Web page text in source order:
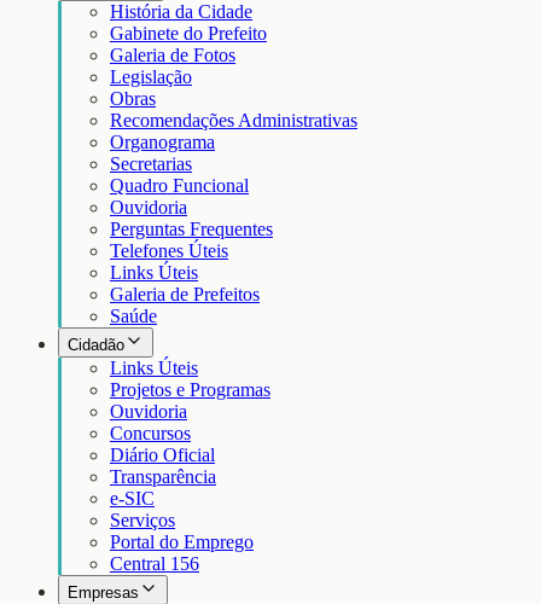
História da Cidade
Gabinete do Prefeito
Galeria de Fotos
Legislação
Obras
Recomendações Administrativas
Organograma
Secretarias
Quadro Funcional
Ouvidoria
Perguntas Frequentes
Telefones Úteis
Links Úteis
Galeria de Prefeitos
Saúde
Cidadão
Links Úteis
Projetos e Programas
Ouvidoria
Concursos
Diário Oficial
Transparência
e-SIC
Serviços
Portal do Emprego
Central 156
Empresas